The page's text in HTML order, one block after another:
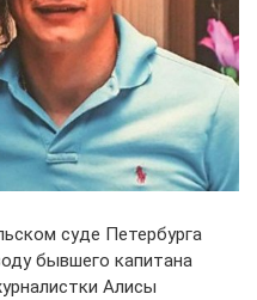
суде Петербурга
бывшего капитана
Алисы